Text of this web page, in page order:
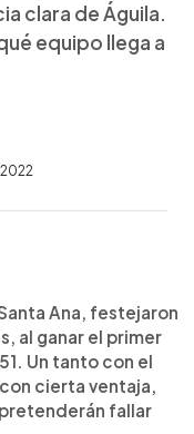
clara de Águila.
equipo llega a
Ana, festejaron
al ganar el primer
Un tanto con el
cierta ventaja,
fallar